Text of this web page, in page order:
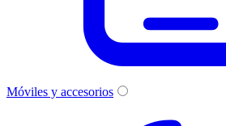
Móviles y accesorios